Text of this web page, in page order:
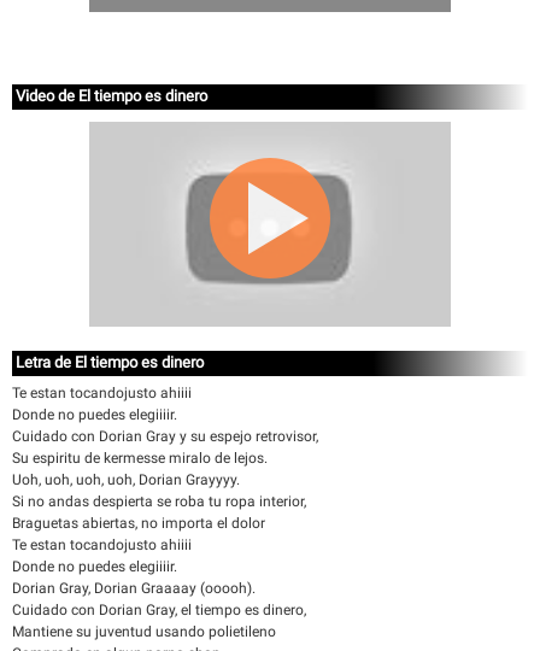
Video de El tiempo es dinero
Letra de El tiempo es dinero
Te estan tocandojusto ahiiii
Donde no puedes elegiiiir.
Cuidado con Dorian Gray y su espejo retrovisor,
Su espiritu de kermesse miralo de lejos.
Uoh, uoh, uoh, uoh, Dorian Grayyyy.
Si no andas despierta se roba tu ropa interior,
Braguetas abiertas, no importa el dolor
Te estan tocandojusto ahiiii
Donde no puedes elegiiiir.
Dorian Gray, Dorian Graaaay (ooooh).
Cuidado con Dorian Gray, el tiempo es dinero,
Mantiene su juventud usando polietileno